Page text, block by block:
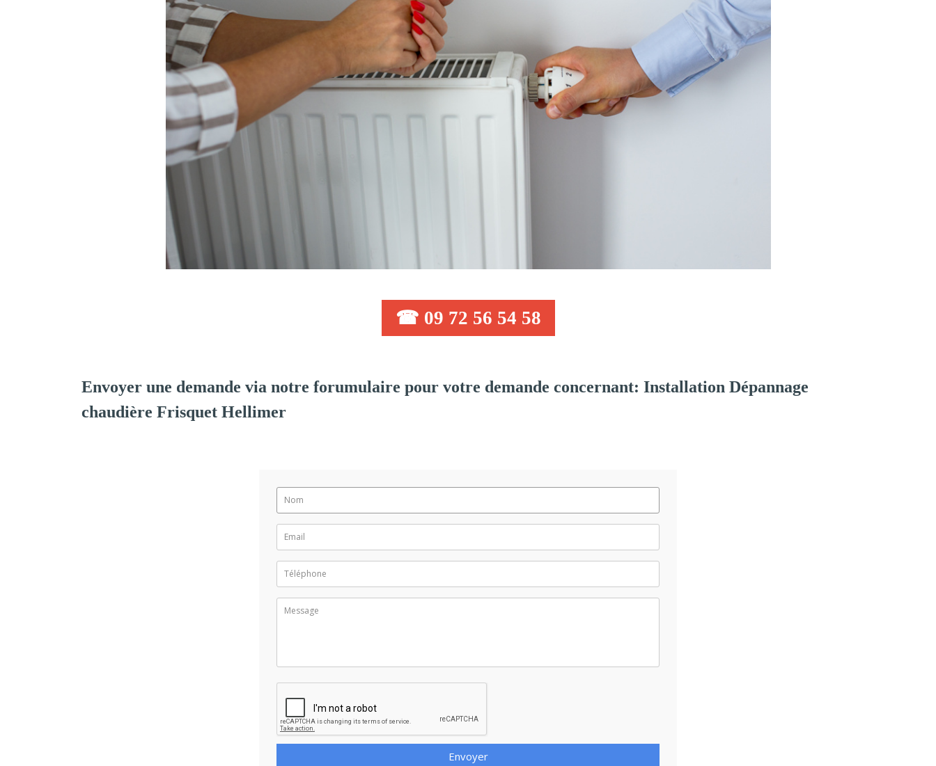
☎ 09 72 56 54 58
Envoyer une demande via notre forumulaire pour votre demande concernant: Installation Dépannage
chaudière Frisquet Hellimer
Envoyer